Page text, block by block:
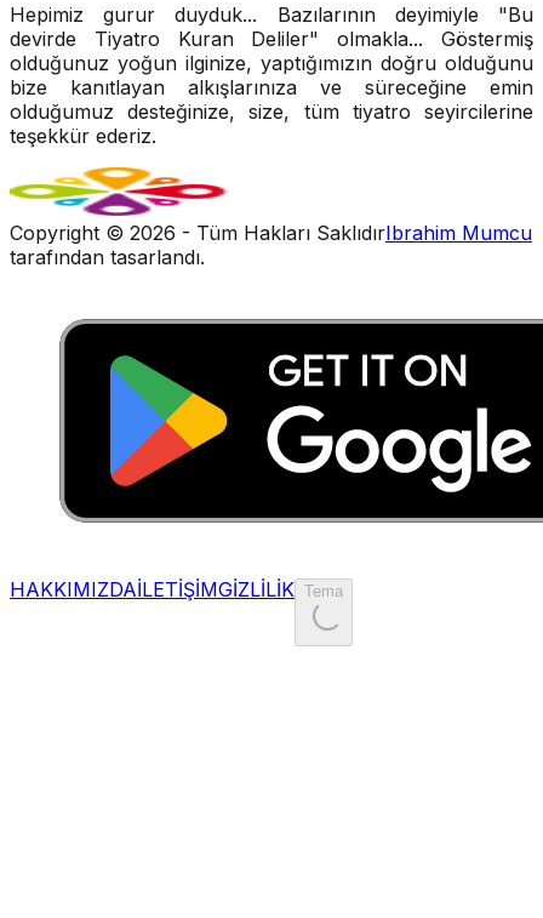
Hepimiz gurur duyduk... Bazılarının deyimiyle "Bu
devirde Tiyatro Kuran Deliler" olmakla... Göstermiş
olduğunuz yoğun ilginize, yaptığımızın doğru olduğunu
bize kanıtlayan alkışlarınıza ve süreceğine emin
olduğumuz desteğinize, size, tüm tiyatro seyircilerine
teşekkür ederiz.
Copyright © 2026 - Tüm Hakları SaklıdırIbrahim Mumcu
tarafından tasarlandı.
HAKKIMIZDAİLETİŞİMGİZLİLİK Tema